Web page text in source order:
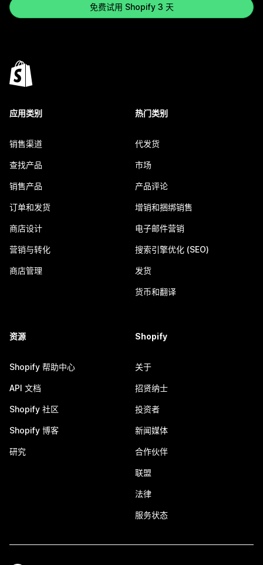
免费试用 Shopify 3 天
应用类别
销售渠道
查找产品
销售产品
订单和发货
商店设计
营销与转化
商店管理
热门类别
代发货
市场
产品评论
增销和捆绑销售
电子邮件营销
搜索引擎优化 (SEO)
发货
货币和翻译
资源
Shopify 帮助中心
API 文档
Shopify 社区
Shopify 博客
研究
Shopify
关于
招贤纳士
投资者
新闻媒体
合作伙伴
联盟
法律
服务状态